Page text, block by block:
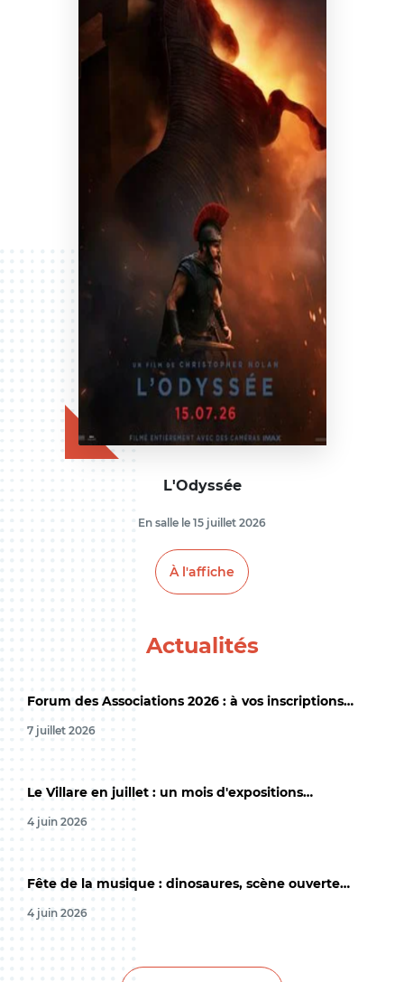
L'Odyssée
En salle le 15 juillet 2026
À l'affiche
Actualités
Forum des Associations 2026 : à vos inscriptions…
7 juillet 2026
Le Villare en juillet : un mois d'expositions…
4 juin 2026
Fête de la musique : dinosaures, scène ouverte…
4 juin 2026